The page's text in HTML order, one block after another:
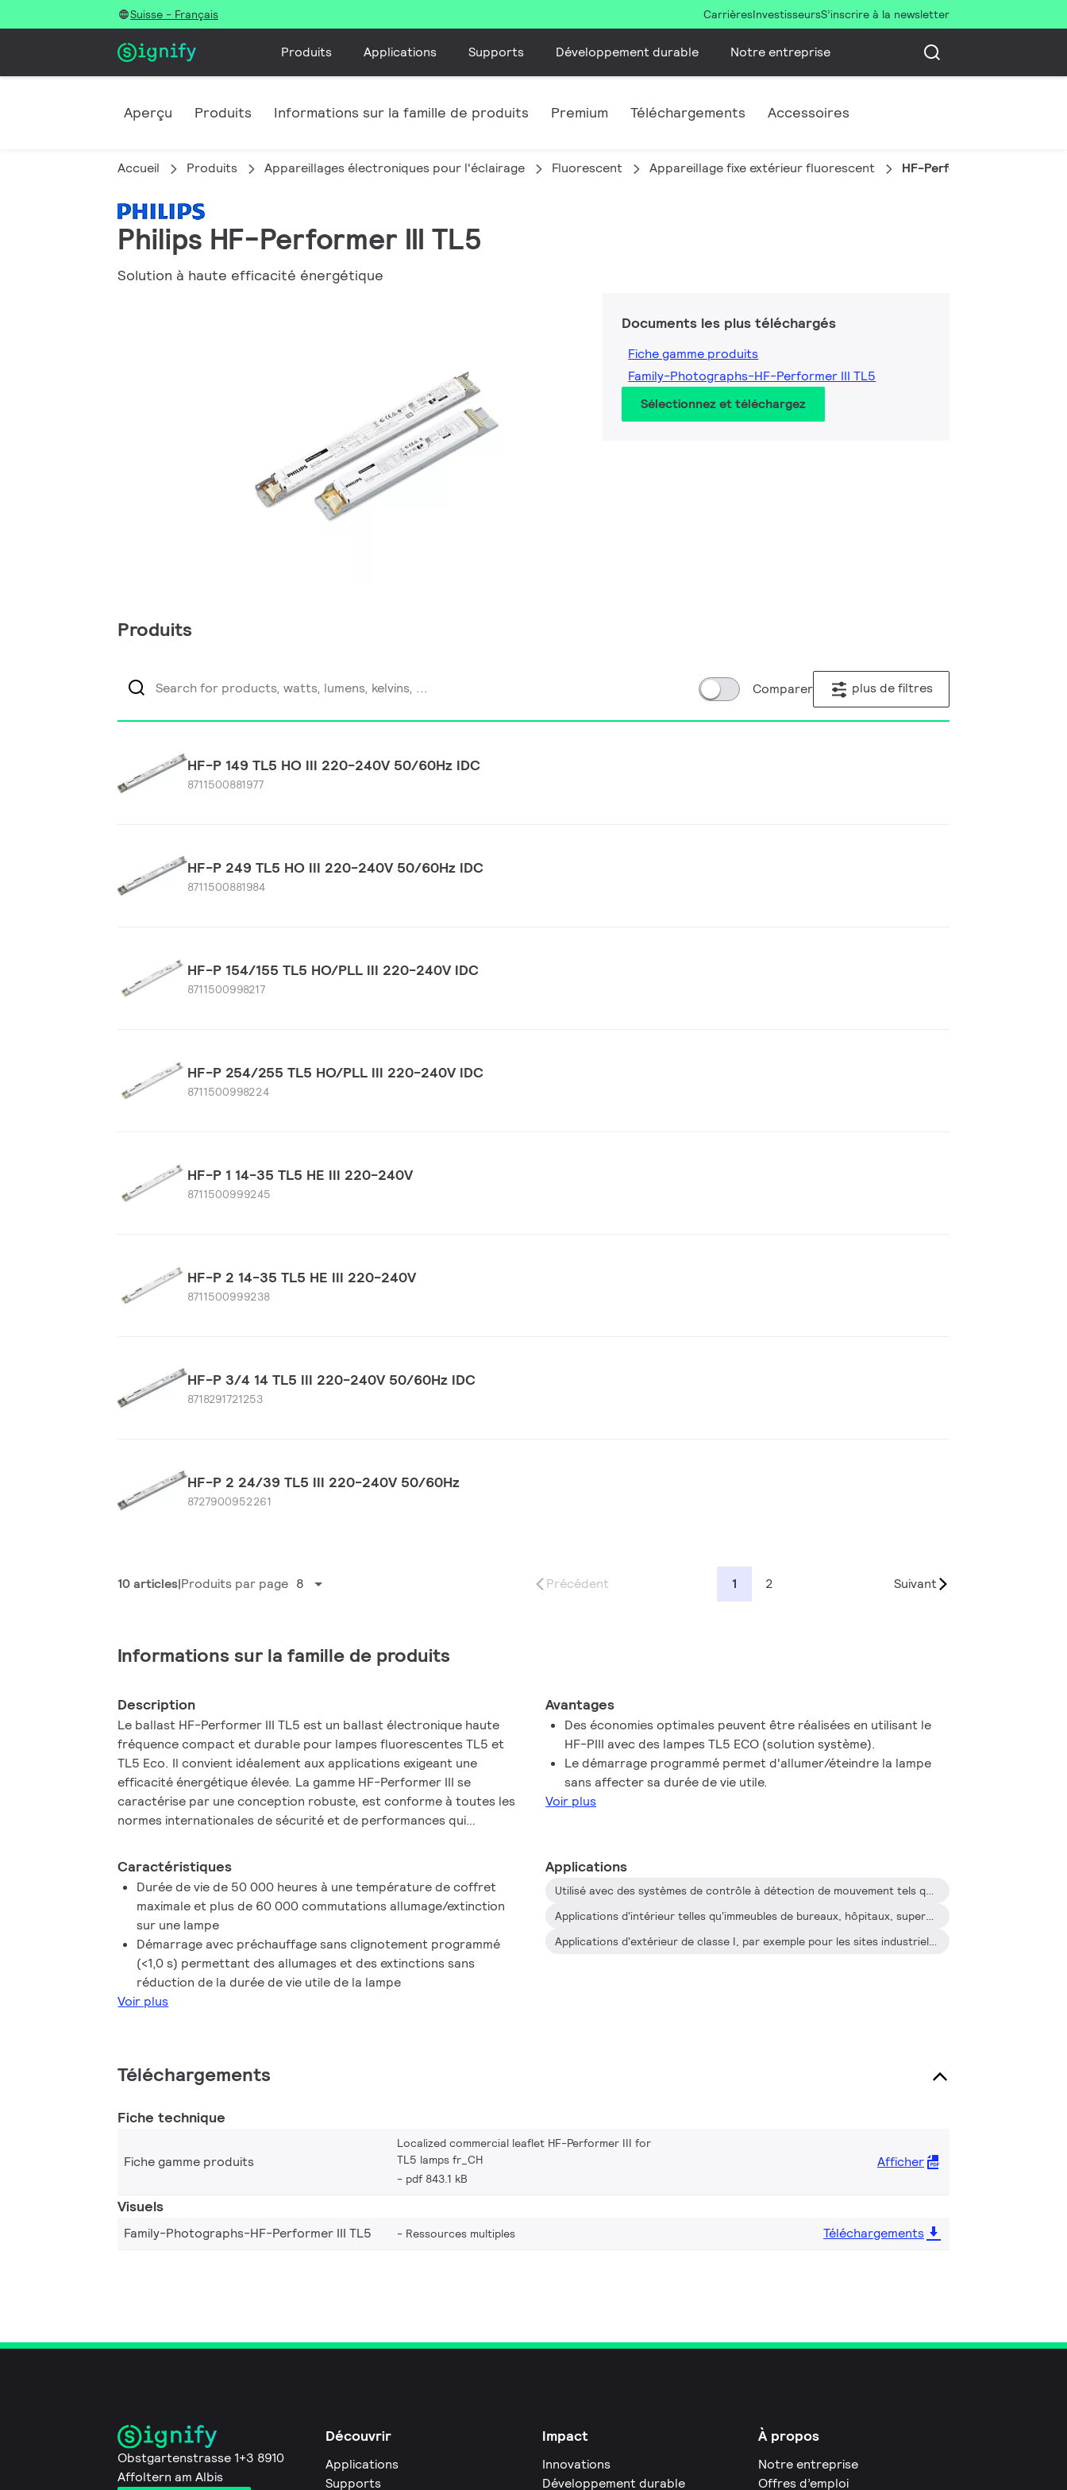
Suisse - Français CarrièresInvestisseursS’inscrire à la newsletter
Produits Applications Supports Développement durable Notre entreprise
Aperçu Produits Informations sur la famille de produits Premium Téléchargements Accessoires
Accueil Produits Appareillages électroniques pour l'éclairage Fluorescent Appareillage fixe extérieur fluorescent HF-Performer III TL5
Philips HF-Performer III TL5
Solution à haute efficacité énergétique
Documents les plus téléchargés
Fiche gamme produits
Family-Photographs-HF-Performer III TL5
Sélectionnez et téléchargez
Produits
Comparer plus de filtres
HF-P 149 TL5 HO III 220-240V 50/60Hz IDC
8711500881977
HF-P 249 TL5 HO III 220-240V 50/60Hz IDC
8711500881984
HF-P 154/155 TL5 HO/PLL III 220-240V IDC
8711500998217
HF-P 254/255 TL5 HO/PLL III 220-240V IDC
8711500998224
HF-P 1 14-35 TL5 HE III 220-240V
8711500999245
HF-P 2 14-35 TL5 HE III 220-240V
8711500999238
HF-P 3/4 14 TL5 III 220-240V 50/60Hz IDC
8718291721253
HF-P 2 24/39 TL5 III 220-240V 50/60Hz
8727900952261
10 articles Produits par page 8 Précédent 1 2 Suivant
Informations sur la famille de produits
Description
Le ballast HF-Performer III TL5 est un ballast électronique haute
fréquence compact et durable pour lampes fluorescentes TL5 et
TL5 Eco. Il convient idéalement aux applications exigeant une
efficacité énergétique élevée. La gamme HF-Performer III se
caractérise par une conception robuste, est conforme à toutes les
normes internationales de sécurité et de performances qui
CELMA A2 BAT).
Avantages
Des économies optimales peuvent être réalisées en utilisant le
HF-PIII avec des lampes TL5 ECO (solution système).
Le démarrage programmé permet d'allumer/éteindre la lampe
sans affecter sa durée de vie utile.
Voir plus
Caractéristiques
Durée de vie de 50 000 heures à une température de coffret
maximale et plus de 60 000 commutations allumage/extinction
sur une lampe
Démarrage avec préchauffage sans clignotement programmé
(<1,0 s) permettant des allumages et des extinctions sans
réduction de la durée de vie utile de la lampe
Voir plus
Applications
Utilisé avec des systèmes de contrôle à détection de mouvement tels que Philips OccuPlus
Applications d'intérieur telles qu'immeubles de bureaux, hôpitaux, supermarchés, grands magasins, locaux industriels et établissements scolaires
Applications d'extérieur de classe I, par exemple pour les sites industriels et les parkings
Téléchargements
Fiche technique
Fiche gamme produits
Localized commercial leaflet HF-Performer III for
TL5 lamps fr_CH
pdf 843.1 kB
Afficher
Visuels
Family-Photographs-HF-Performer III TL5 Ressources multiples Téléchargements
Obstgartenstrasse 1+3 8910
Affoltern am Albis
Découvrir
Applications
Supports
Impact
Innovations
Développement durable
À propos
Notre entreprise
Offres d’emploi